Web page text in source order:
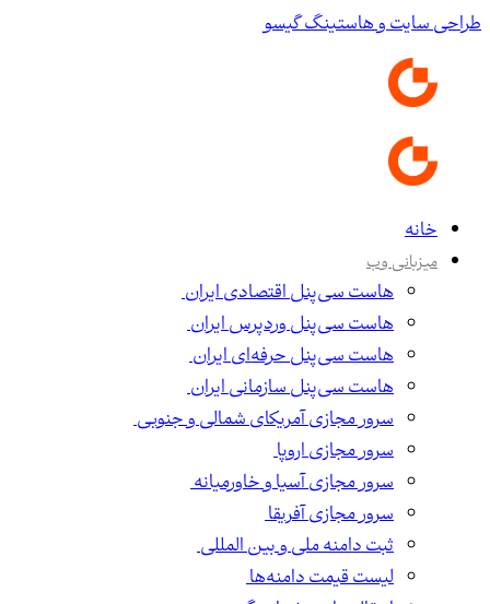
طراحی سایت و هاستینگ گیسو
خانه
میزبانی وب
هاست سی‌پنل اقتصادی ایران
هاست سی‌پنل وردپرس ایران
هاست سی‌پنل حرفه‌ای ایران
هاست سی‌پنل سازمانی ایران
سرور مجازی آمریکای شمالی و جنوبی
سرور مجازی اروپا
سرور مجازی آسیا و خاورمیانه
سرور مجازی آفریقا
ثبت دامنه ملی و بین المللی
لیست قیمت دامنه‌ها